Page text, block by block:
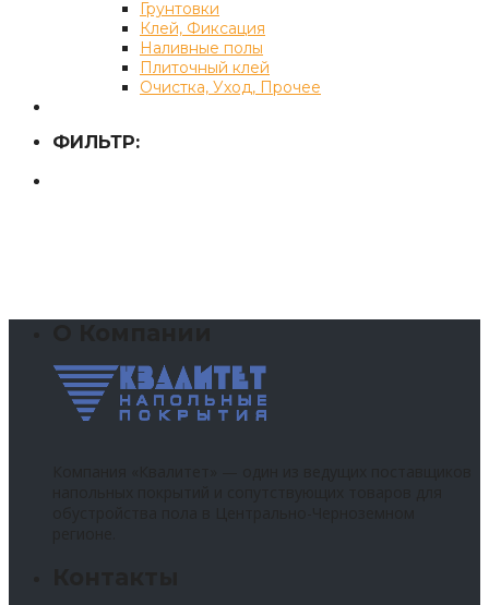
Грунтовки
Клей, Фиксация
Наливные полы
Плиточный клей
Очистка, Уход, Прочее
ФИЛЬТР: